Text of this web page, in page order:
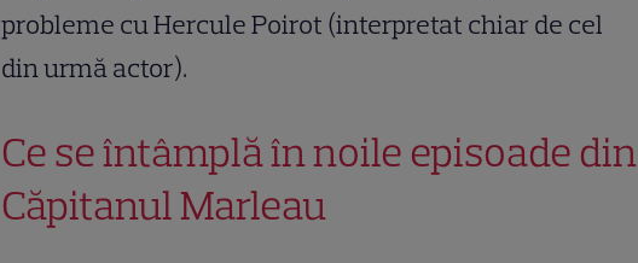
probleme cu Hercule Poirot (interpretat chiar de cel
din urmă actor).
Ce se întâmplă în noile episoade din
Căpitanul Marleau